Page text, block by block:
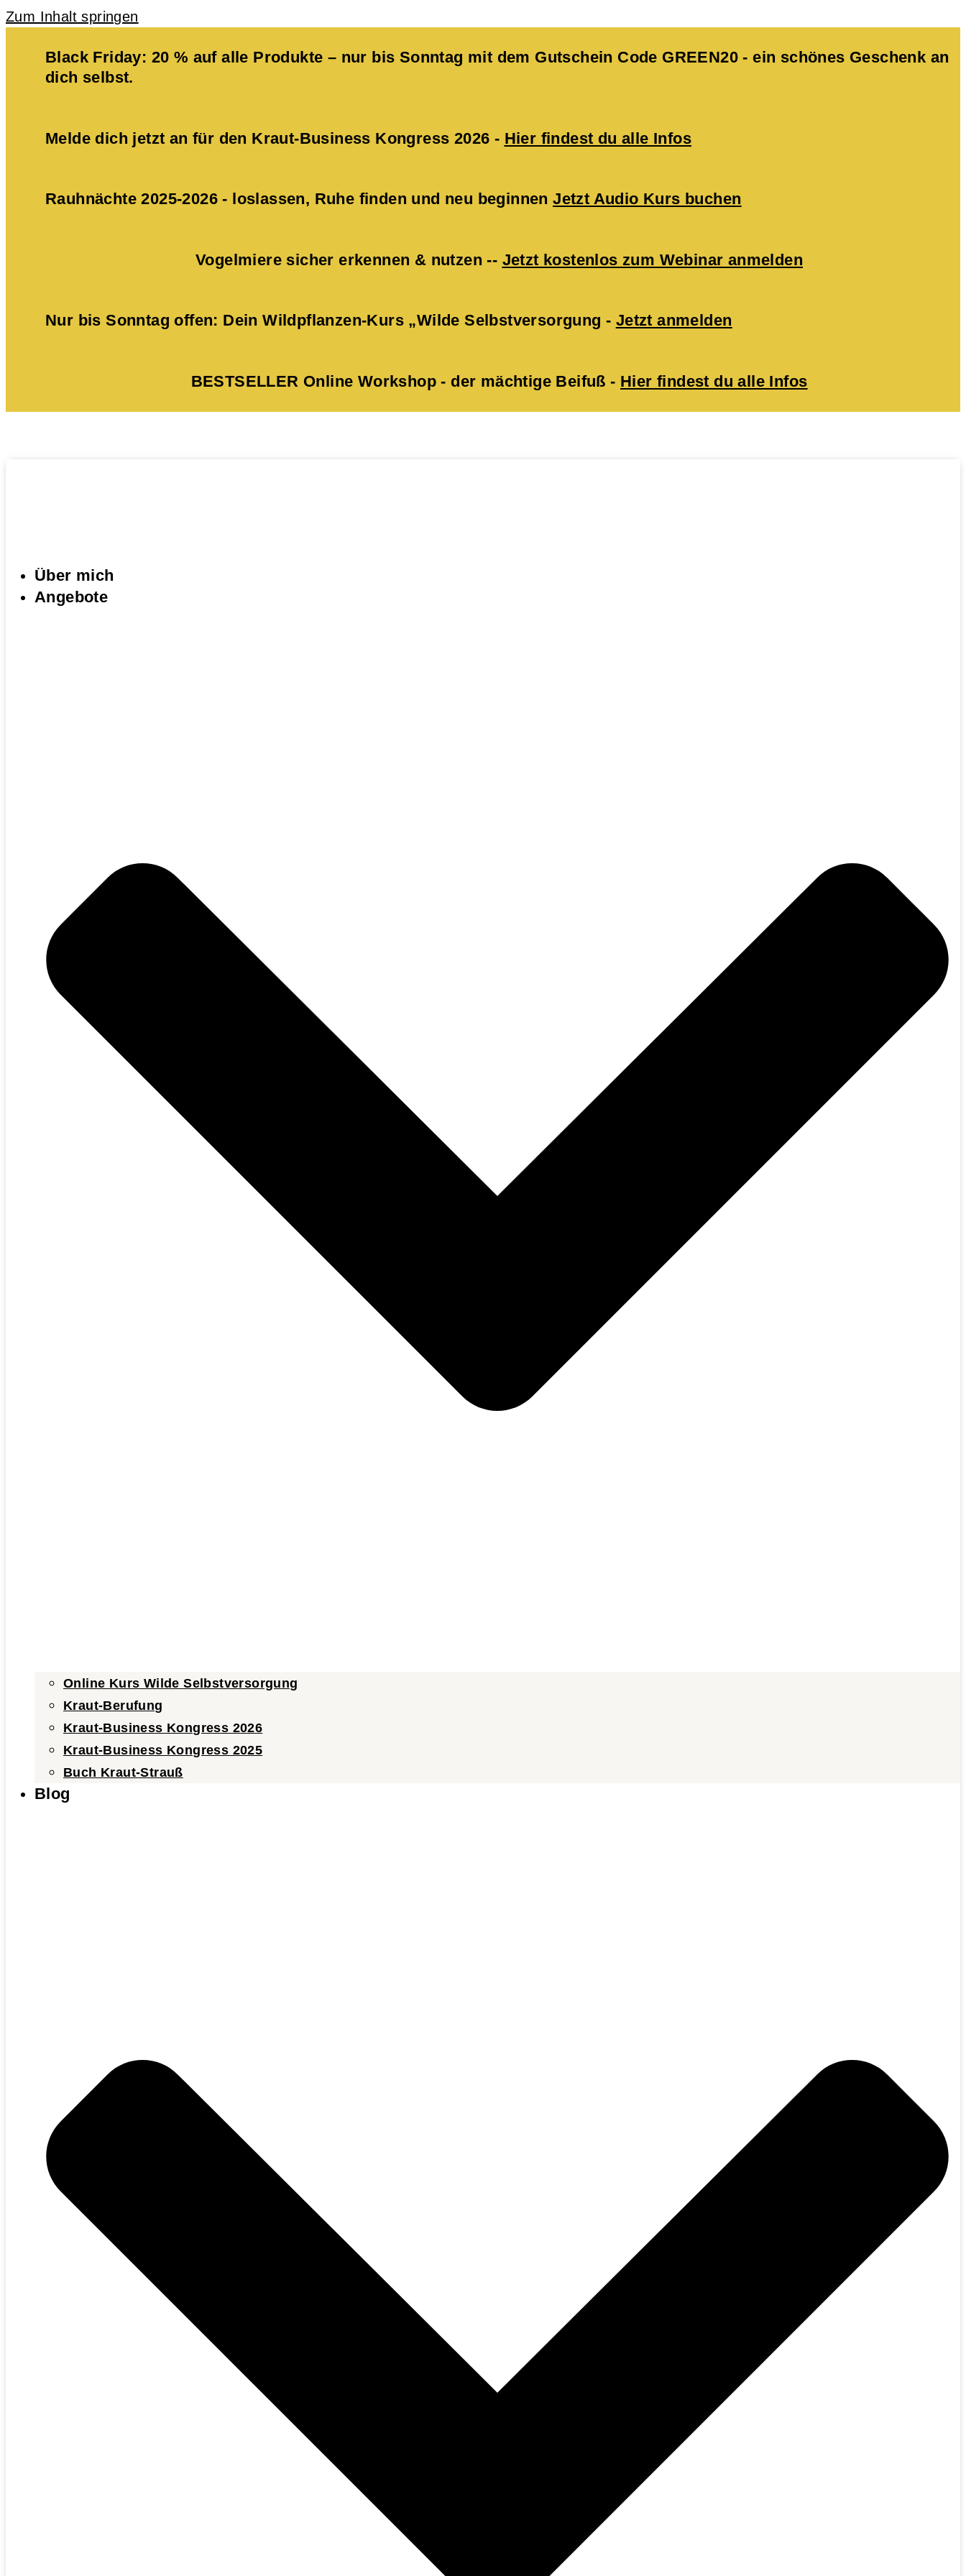
Zum Inhalt springen
Black Friday: 20 % auf alle Produkte – nur bis Sonntag mit dem Gutschein Code GREEN20 - ein schönes Geschenk an
dich selbst.
Melde dich jetzt an für den Kraut-Business Kongress 2026 - Hier findest du alle Infos
Rauhnächte 2025-2026 - loslassen, Ruhe finden und neu beginnenJetzt Audio Kurs buchen
Vogelmiere sicher erkennen & nutzen -- Jetzt kostenlos zum Webinar anmelden
Nur bis Sonntag offen: Dein Wildpflanzen-Kurs „Wilde Selbstversorgung - Jetzt anmelden
BESTSELLER Online Workshop - der mächtige Beifuß - Hier findest du alle Infos
Über mich
Angebote
Online Kurs Wilde Selbstversorgung
Kraut-Berufung
Kraut-Business Kongress 2026
Kraut-Business Kongress 2025
Buch Kraut-Strauß
Blog